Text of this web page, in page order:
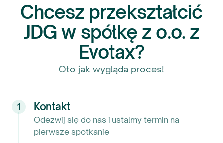
Nasza firma współpracuje z Evotax sp. z
kompetentna w swoich działaniach,
potrafi znaleźć wyjście z każdej sytuacji.
Chcesz przekształcić
JDG w spółkę z o.o. z
Evotax?
Oto jak wygląda proces!
1 Kontakt
Odezwij się do nas i ustalmy termin na
pierwsze spotkanie